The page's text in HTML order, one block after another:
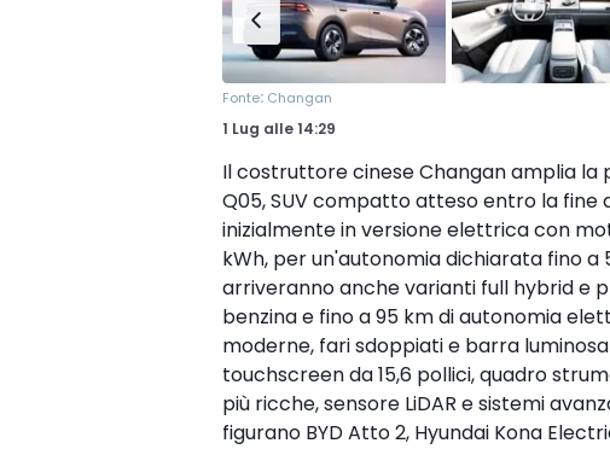
Fonte: Changan
1 Lug alle14:29
Il costruttore cinese Changan amplia
Q05, SUV compatto atteso entro la fine
inizialmente in versione elettrica con
kWh, per un'autonomia dichiarata fino a
arriveranno anche varianti full hybrid e
benzina e fino a 95 km di autonomia
moderne, fari sdoppiati e barra
touchscreen da 15,6 pollici, quadro
più ricche, sensore LiDAR e sistemi
figurano BYD Atto 2, Hyundai Kona